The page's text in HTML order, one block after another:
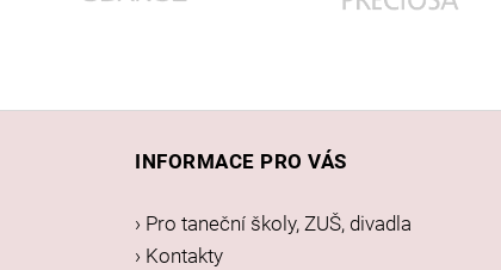
INFORMACE PRO VÁS
› Pro taneční školy, ZUŠ, divadla
› Kontakty